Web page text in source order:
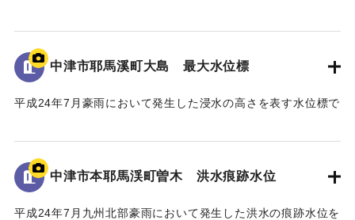
河川管理者である国土交通省においても、「橋を存置して
の整備は、流下阻害の大きなリスクを伴うことから、新橋へ
の架替が望ましい」との考えであった。
な構成要素であり、下流の耶馬溪橋、羅漢寺橋とともに「耶
馬3橋」として全国的にも文化財的価値の高い構造物であるこ
とから、馬溪橋の架替については、文化庁の文化審議会、中
地面から85cmの位置に水位が示されている。
｜固有コード: 09922067
中津市耶馬溪町大島 最大水位標
平成24年7月豪雨において発生した浸水の高さを表す水位標で
地面から0.9メートルの位置に水位が示されている。
｜固有コード: 09922066
中津市本耶馬渓町曽木 洪水痕跡水位
平成24年7月九州北部豪雨において発生した洪水の痕跡水位を